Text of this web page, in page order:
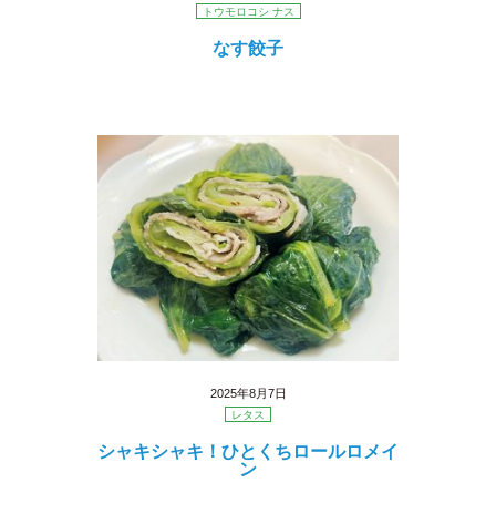
トウモロコシ ナス
なす餃子
2025年8月7日
レタス
シャキシャキ！ひとくちロールロメイ
ン